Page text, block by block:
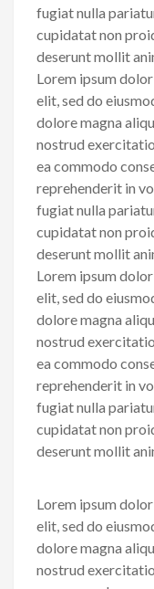
fugiat nulla
cupidatat non
deserunt mollit
Lorem ipsum
elit, sed do
dolore magna
nostrud
ea commodo
reprehenderit in
fugiat nulla
cupidatat non
deserunt mollit
Lorem ipsum
elit, sed do
dolore magna
nostrud
ea commodo
reprehenderit in
fugiat nulla
cupidatat non
deserunt mollit
Lorem ipsum
elit, sed do
dolore magna
nostrud